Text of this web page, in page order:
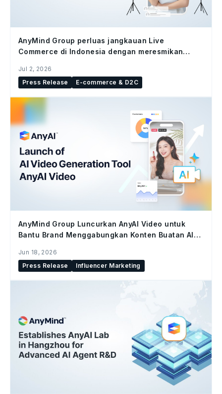
AnyMind Group perluas jangkauan Live
Commerce di Indonesia dengan meresmikan
Jul 2, 2026
Press Release
E-commerce & D2C
AnyMind Group Luncurkan AnyAI Video untuk
Bantu Brand Menggabungkan Konten Buatan AI
Jun 18, 2026
Press Release
Influencer Marketing